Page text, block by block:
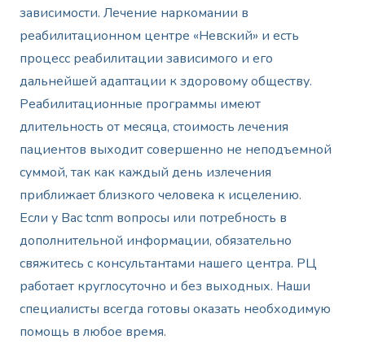
зависимости. Лечение наркомании в
реабилитационном центре «Невский» и есть
процесс реабилитации зависимого и его
дальнейшей адаптации к здоровому обществу.
Реабилитационные программы имеют
длительность от месяца, стоимость лечения
пациентов выходит совершенно не неподъемной
суммой, так как каждый день излечения
приближает близкого человека к исцелению.
Если у Вас tcnm вопросы или потребность в
дополнительной информации, обязательно
свяжитесь с консультантами нашего центра. РЦ
работает круглосуточно и без выходных. Наши
специалисты всегда готовы оказать необходимую
помощь в любое время.